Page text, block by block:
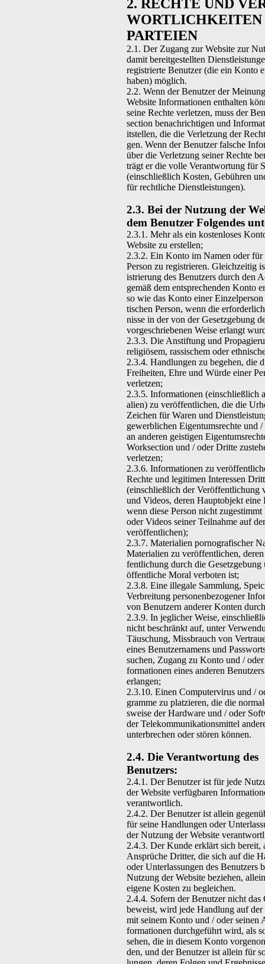
2. RECHTE UND
WORTLICHKEIT­EN
PARTEIEN
2.1. Der Zugang zur Web­site zur
damit bere­it­gestell­ten
reg­istri­erte Benutzer (die ein Kon­to
haben) möglich.
2.2. Wenn der Benutzer der
Web­site Infor­ma­tio­nen enthal­ten
seine Rechte ver­let­zen, muss der
sec­tion benachrichti­gen und
it­stellen, die die Ver­let­zung der
gen. Wenn der Benutzer falsche
über die Ver­let­zung sein­er Rechte
trägt er die volle Ver­ant­wor­tung für
(ein­schließlich Kosten, Gebühren
für rechtliche Dienstleistungen).
2.3. Bei der Nutzung der
dem Benutzer Fol­gen­des
2.3.1. Mehr als ein kosten­los­es
Web­site zu erstellen;
2.3.2. Ein Kon­to im Namen oder für
Per­son zu reg­istri­eren. Gle­ichzeit­ig
istrierung des Benutzers durch den
gemäß dem entsprechen­den Kon­to
so wie das Kon­to ein­er
tis­chen Per­son, wenn die
nisse in der von der Geset­zge­bung
vorgeschriebe­nen Weise erlangt
2.3.3. Die Ans­tiftung und
religiösem, ras­sis­chem oder
2.3.4. Hand­lun­gen zu bege­hen, die
Frei­heit­en, Ehre und Würde ein­er
verletzen;
2.3.5. Infor­ma­tio­nen (ein­schließlich
alien) zu veröf­fentlichen, die die
Zeichen für Waren und
gewerblichen Eigen­tum­srechte und /
an anderen geisti­gen
Work­sec­tion und / oder Dritte
verletzen;
2.3.6. Infor­ma­tio­nen zu
Rechte und legit­i­men Inter­essen
(ein­schließlich der Veröf­fentlichung
und Videos, deren Haup­to­b­jekt eine
wenn diese Per­son nicht
oder Videos sein­er Teil­nahme auf
veröffentlichen);
2.3.7. Mate­ri­alien pornografis­ch­er
Mate­ri­alien zu veröf­fentlichen,
fentlichung durch die Geset­zge­bung
öffentliche Moral ver­boten ist;
2.3.8. Eine ille­gale Samm­lung,
Ver­bre­itung per­so­n­en­be­zo­gen­er
von Benutzern ander­er Kon­ten
2.3.9. In jeglich­er Weise,
nicht beschränkt auf, unter
Täuschung, Miss­brauch von
eines Benutzer­na­mens und
suchen, Zugang zu Kon­to und /
for­ma­tio­nen eines anderen
erlangen;
2.3.10. Einen Com­put­er­virus und /
gramme zu platzieren, die die
sweise der Hard­ware und / oder
der Telekom­mu­nika­tion­s­mit­tel
unter­brechen oder stören können.
2.4. Die Ver­ant­wor­tung des
Benutzers:
2.4.1. Der Benutzer ist für jede
der Web­site ver­füg­baren
verantwortlich.
2.4.2. Der Benutzer ist allein
für seine Hand­lun­gen oder
der Nutzung der Web­site
2.4.3. Der Kunde erk­lärt sich bere­it,
Ansprüche Drit­ter, die sich auf die
oder Unter­las­sun­gen des Benutzers
Nutzung der Web­site beziehen,
eigene Kosten zu begleichen.
2.4.4. Sofern der Benutzer nicht das
beweist, wird jede Hand­lung auf der
mit seinem Kon­to und / oder seinen
for­ma­tio­nen durchge­führt wird, als
se­hen, die in diesem Kon­to
den, und der Benutzer ist allein für